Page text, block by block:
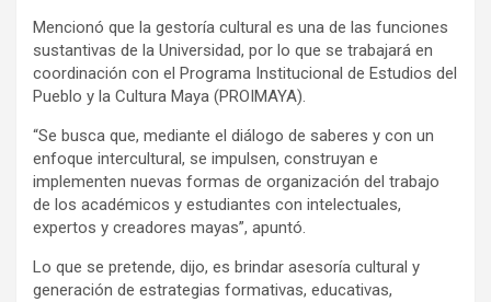
Mencionó que la gestoría cultural es una de las funciones
sustantivas de la Universidad, por lo que se trabajará en
coordinación con el Programa Institucional de Estudios del
Pueblo y la Cultura Maya (PROIMAYA).
“Se busca que, mediante el diálogo de saberes y con un
enfoque intercultural, se impulsen, construyan e
implementen nuevas formas de organización del trabajo
de los académicos y estudiantes con intelectuales,
expertos y creadores mayas”, apuntó.
Lo que se pretende, dijo, es brindar asesoría cultural y
generación de estrategias formativas, educativas,